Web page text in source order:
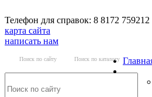
Телефон для справок: 8 8172
карта сайта
написать нам
Поиск по сайту Поиск по каталогу